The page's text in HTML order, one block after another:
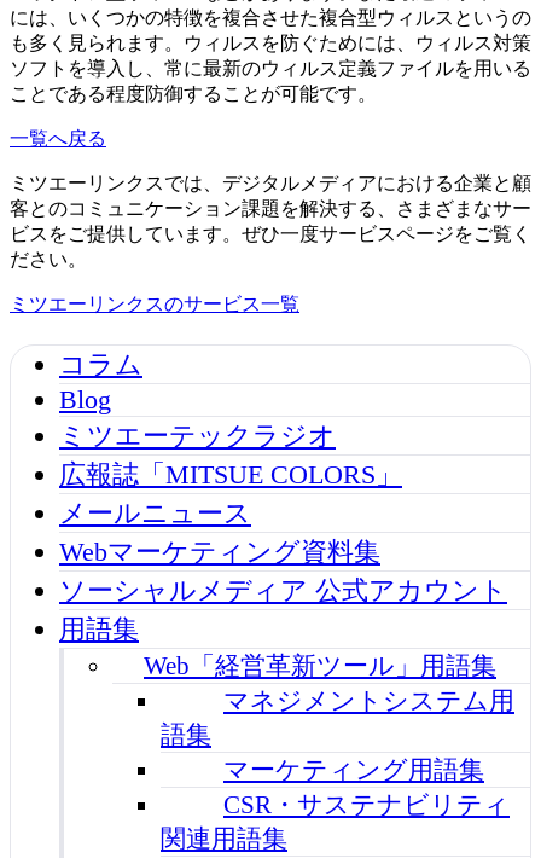
には、いくつかの特徴を複合させた複合型ウィルスというの
も多く見られます。ウィルスを防ぐためには、ウィルス対策
ソフトを導入し、常に最新のウィルス定義ファイルを用いる
ことである程度防御することが可能です。
一覧へ戻る
ミツエーリンクスでは、デジタルメディアにおける企業と顧
客とのコミュニケーション課題を解決する、さまざまなサー
ビスをご提供しています。ぜひ一度サービスページをご覧く
ださい。
ミツエーリンクスのサービス一覧
コラム
Blog
ミツエーテックラジオ
広報誌「MITSUE COLORS」
メールニュース
Webマーケティング資料集
ソーシャルメディア 公式アカウント
用語集
Web「経営革新ツール」用語集
マネジメントシステム用
語集
マーケティング用語集
CSR・サステナビリティ
関連用語集